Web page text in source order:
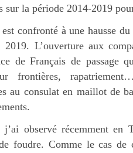
sur la période 2014-2019
confronté à une hausse
L’ouverture aux
de Français de passage
frontières,
au consulat en maillot de
observé récemment en
foudre. Comme le cas de